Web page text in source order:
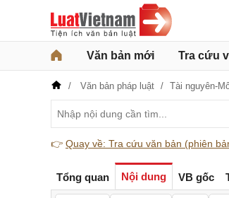
Văn bản mới Tra cứu
Văn bản pháp luật Tài nguyên-
👉 Quay về: Tra cứu văn bản (phiên
Tổng quan Nội dung VB gốc